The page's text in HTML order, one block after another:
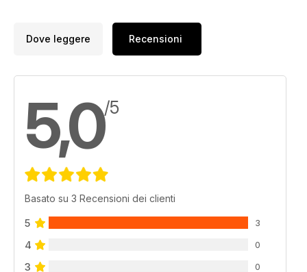
Dove leggere Recensioni
5,0/5
Basato su 3 Recensioni dei clienti
5 3
4 0
3 0